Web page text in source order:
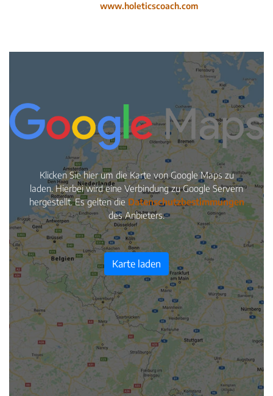
www.holeticscoach.com
Klicken Sie hier um die Karte von Google Maps zu
laden. Hierbei wird eine Verbindung zu Google Servern
hergestellt. Es gelten die Datenschutzbestimmungen
des Anbieters.
Karte laden